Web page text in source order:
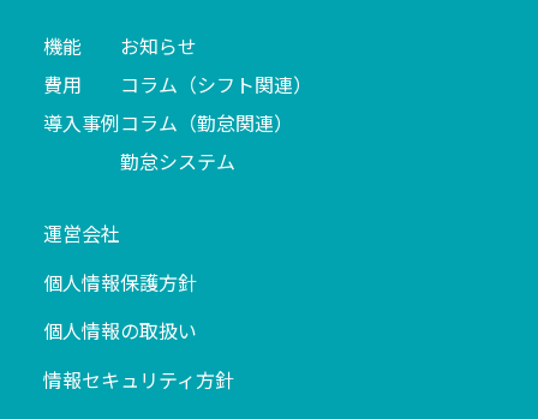
機能
費用
導入事例
お知らせ
コラム（シフト関連）
コラム（勤怠関連）
勤怠システム
運営会社
個人情報保護方針
個人情報の取扱い
情報セキュリティ方針